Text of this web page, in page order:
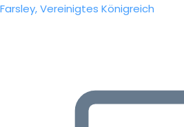
Farsley, Vereinigtes Königreich